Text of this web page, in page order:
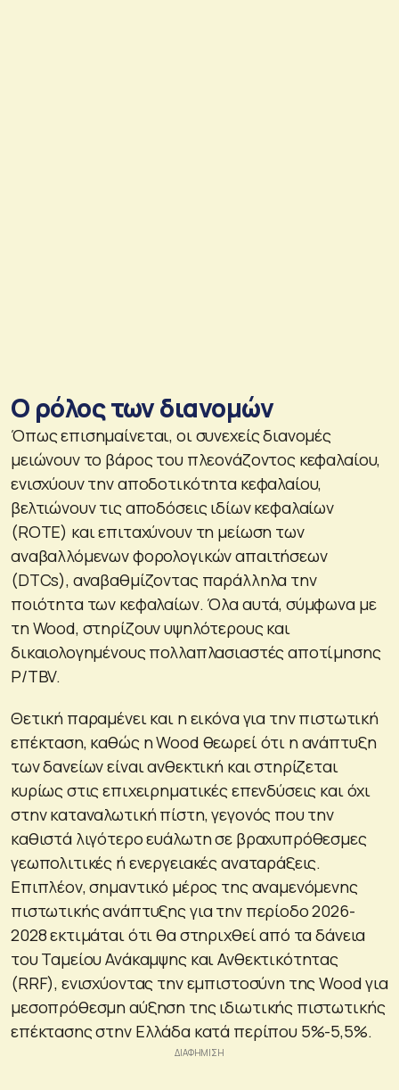
Ο ρόλος των διανομών
Όπως επισημαίνεται, οι συνεχείς διανομές
μειώνουν το βάρος του πλεονάζοντος κεφαλαίου,
ενισχύουν την αποδοτικότητα κεφαλαίου,
βελτιώνουν τις αποδόσεις ιδίων κεφαλαίων
(ROTE) και επιταχύνουν τη μείωση των
αναβαλλόμενων φορολογικών απαιτήσεων
(DTCs), αναβαθμίζοντας παράλληλα την
ποιότητα των κεφαλαίων. Όλα αυτά, σύμφωνα με
τη Wood, στηρίζουν υψηλότερους και
δικαιολογημένους πολλαπλασιαστές αποτίμησης
P/TBV.
Θετική παραμένει και η εικόνα για την πιστωτική
επέκταση, καθώς η Wood θεωρεί ότι η ανάπτυξη
των δανείων είναι ανθεκτική και στηρίζεται
κυρίως στις επιχειρηματικές επενδύσεις και όχι
στην καταναλωτική πίστη, γεγονός που την
καθιστά λιγότερο ευάλωτη σε βραχυπρόθεσμες
γεωπολιτικές ή ενεργειακές αναταράξεις.
Επιπλέον, σημαντικό μέρος της αναμενόμενης
πιστωτικής ανάπτυξης για την περίοδο 2026-
2028 εκτιμάται ότι θα στηριχθεί από τα δάνεια
του Ταμείου Ανάκαμψης και Ανθεκτικότητας
(RRF), ενισχύοντας την εμπιστοσύνη της Wood για
μεσοπρόθεσμη αύξηση της ιδιωτικής πιστωτικής
επέκτασης στην Ελλάδα κατά περίπου 5%-5,5%.